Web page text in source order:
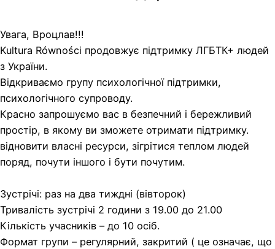
Увага, Вроцлав!!!
Kultura Równości продовжує підтримку ЛГБТК+ людей
з України.
Відкриваємо групу психологічної підтримки,
психологічного супроводу.
Красно запрошуємо вас в безпечний і бережливий
простір, в якому ви зможете отримати підтримку.
відновити власні ресурси, зігрітися теплом людей
поряд, почути іншого і бути почутим.
Зустрічі: раз на два тиждні (вівторок)
Тривалість зустрічі 2 години з 19.00 до 21.00
Кількість учасників – до 10 осіб.
Формат групи – регулярний, закритий ( це означає, що